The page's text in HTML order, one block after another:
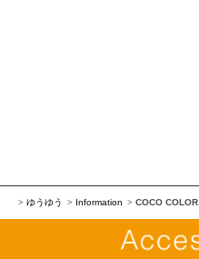
ゆうゆう Information COCO COLOR